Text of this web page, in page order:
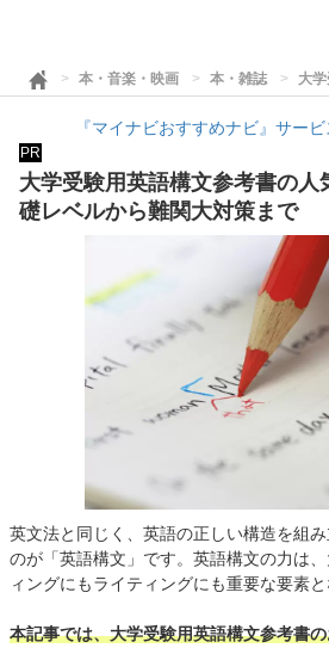
本・音楽・映画 本・雑誌 大
『マイナビおすすめナビ』サー
PR
大学受験用英語構文参考書の人
礎レベルから難関大対策まで
英文法と同じく、英語の正しい構造を組
のが「英語構文」です。英語構文の力は
ィングにもライティングにも重要な要素と
本記事では、大学受験用英語構文参考書